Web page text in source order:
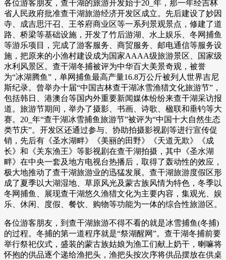
各位游客朋友，查干湖的旅游开发始于20_年，那一年经吉林
省人民政府批准查干湖旅游经济开发区成立。先后建设了妙因
寺、成吉思汗召、王爷府商业区等一系列景观景点，修建了道
路、桥梁等基础设施，开发了竹后游湖、水上娱乐、冬网捕鱼
等游乐项目，完成了游客服务、商贸服务、邮电通信等服务设
施，把原来的小渔村建设成为国家AAAA级旅游景区、国家级
水利风景区。查干湖冬捕被评为中华百大美景奇观，被誉
为“冰湖腾鱼”，单网捕鱼最高产量16.8万公斤被列人世界吉尼
斯纪录。曾举办十届“中国吉林查干湖冰雪渔猎文化旅游节”，
包括韩日、港澳台等国内外重要新闻媒体纷纷来查干湖采访报
道。旅游节期间，举办了摄影、书画、诗歌、楹联和垂钓等大
赛。20_年“查干湖冰雪捕鱼旅游节”被评为“中国十大自然生态
类节庆”。开发区还通过参与、协助拍摄影视剧等进行宣传促
销，先后有《圣水湖畔》《美丽的田野》《天道无欺》《成
长》和《关东渔王》等影视剧在查干湖拍摄，其中《圣水湖
畔》在中央一套及地方电视台热播后，取得了轰动性的效应，
极大地推动了查干湖旅游业的迅猛发展。查干湖旅游度假区形
成了夏季以大湖湿地、草原风光及蒙古族风情为特色，冬季以
冬网捕鱼、展现查干湖悠久渔猎文化为主要内容，集观光、娱
乐、休闲、度假、餐饮、购物等功能为一体的综合性旅游区。
各位游客朋友，到查干湖旅游不得不看的就是冰雪捕鱼(冬捕)
的过程。冬捕的第一道程序就是“祭湖醒网”。查干湖冬捕前要
举行祭祀仪式，盛装的蒙古族姑娘为渔工们献上奶干，喇嘛将
怀抱的供品逐个递给渔把头，渔把头按次序将供品摆放在供桌